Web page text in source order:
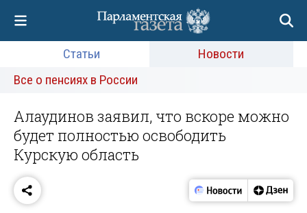
Статьи
Новости
Все о пенсиях в России
Алаудинов заявил, что вскоре можно
будет полностью освободить
Курскую область